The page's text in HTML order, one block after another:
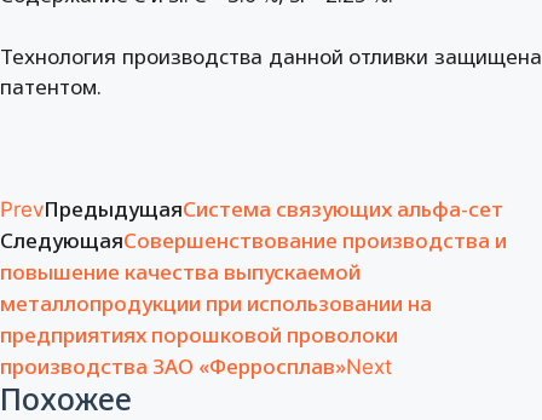
Технология производства данной отливки защищена
патентом.
PrevПредыдущаяСистема связующих альфа-сет
СледующаяСовершенствование производства и
повышение качества выпускаемой
металлопродукции при использовании на
предприятиях порошковой проволоки
производства ЗАО «Ферросплав»Next
Похожее